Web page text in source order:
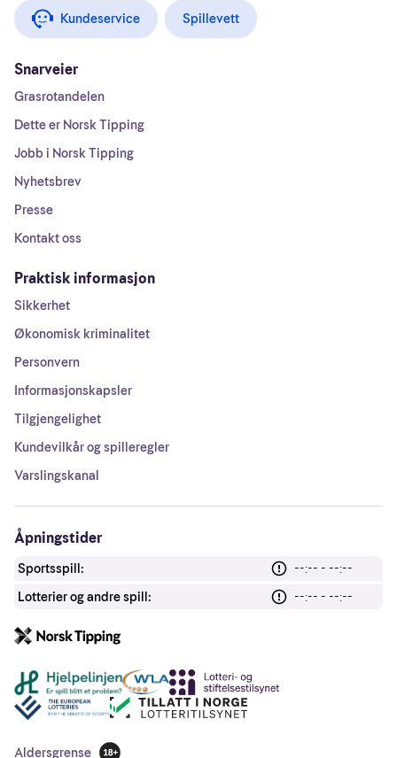
Kundeservice Spillevett
Snarveier
Grasrotandelen
Dette er Norsk Tipping
Jobb i Norsk Tipping
Nyhetsbrev
Presse
Kontakt oss
Praktisk informasjon
Sikkerhet
Økonomisk kriminalitet
Personvern
Informasjonskapsler
Tilgjengelighet
Kundevilkår og spilleregler
Varslingskanal
Åpningstider
Sportsspill:
--:-- - --:--
Lotterier og andre spill:
--:-- - --:--
Andre lenker
Aldersgrense